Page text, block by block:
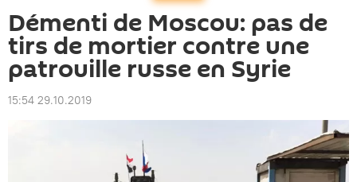
Démenti de Moscou: pas de
tirs de mortier contre une
patrouille russe en Syrie
15:54 29.10.2019